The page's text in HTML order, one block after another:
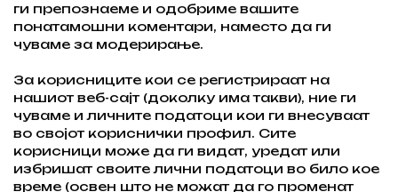
ги препознаеме и одобриме вашите
понатамошни коментари, наместо да ги
чуваме за модерирање.
За корисниците кои се регистрираат на
нашиот веб-сајт (доколку има такви), ние ги
чуваме и личните податоци кои ги внесуваат
во својот кориснички профил. Сите
корисници може да ги видат, уредат или
избришат своите лични податоци во било кое
време (освен што не можат да го променат